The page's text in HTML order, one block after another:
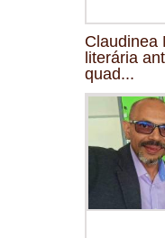
Claudinea
literária
quad...